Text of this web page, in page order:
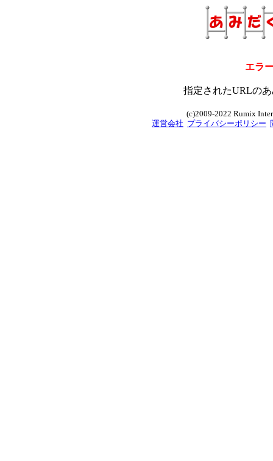
エラ
指定されたURLの
(c)2009-2022 Rumix
運営会社 プライバシーポリシー